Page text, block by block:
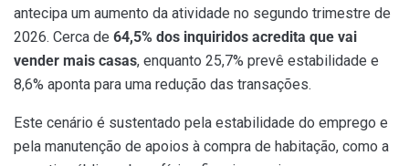
antecipa um aumento da atividade no segundo trimestre de
2026. Cerca de 64,5% dos inquiridos acredita que vai
vender mais casas, enquanto 25,7% prevê estabilidade e
8,6% aponta para uma redução das transações.
Este cenário é sustentado pela estabilidade do emprego e
pela manutenção de apoios à compra de habitação, como a